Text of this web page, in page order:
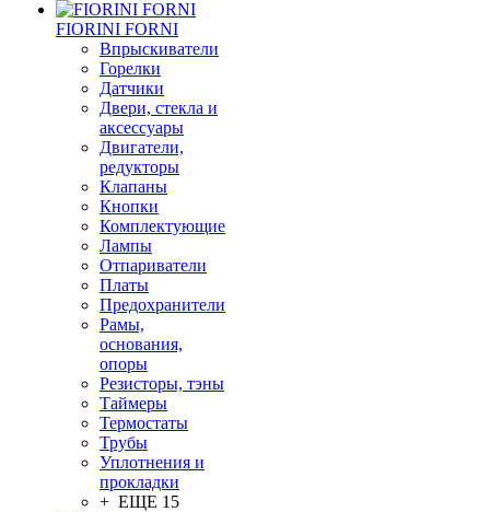
FIORINI FORNI
Впрыскиватели
Горелки
Датчики
Двери, стекла и
аксессуары
Двигатели,
редукторы
Клапаны
Кнопки
Комплектующие
Лампы
Отпариватели
Платы
Предохранители
Рамы,
основания,
опоры
Резисторы, тэны
Таймеры
Термостаты
Трубы
Уплотнения и
прокладки
+ ЕЩЕ 15